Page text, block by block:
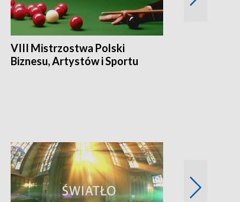
VIII Mistrzostwa Polski
Biznesu, Artystów i Sportu